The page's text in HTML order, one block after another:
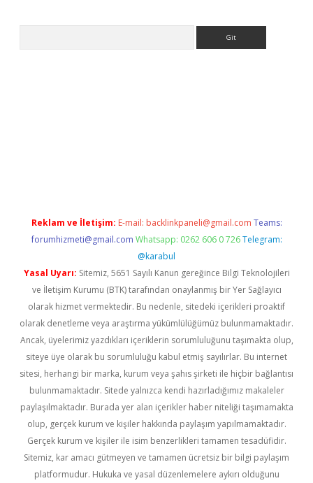
Reklam ve İletişim: E-mail: backlinkpaneli@gmail.com Teams:
forumhizmeti@gmail.com Whatsapp: 0262 606 0 726 Telegram:
@karabul
Yasal Uyarı: Sitemiz, 5651 Sayılı Kanun gereğince Bilgi Teknolojileri
ve İletişim Kurumu (BTK) tarafından onaylanmış bir Yer Sağlayıcı
olarak hizmet vermektedir. Bu nedenle, sitedeki içerikleri proaktif
olarak denetleme veya araştırma yükümlülüğümüz bulunmamaktadır.
Ancak, üyelerimiz yazdıkları içeriklerin sorumluluğunu taşımakta olup,
siteye üye olarak bu sorumluluğu kabul etmiş sayılırlar. Bu internet
sitesi, herhangi bir marka, kurum veya şahıs şirketi ile hiçbir bağlantısı
bulunmamaktadır. Sitede yalnızca kendi hazırladığımız makaleler
paylaşılmaktadır. Burada yer alan içerikler haber niteliği taşımamakta
olup, gerçek kurum ve kişiler hakkında paylaşım yapılmamaktadır.
Gerçek kurum ve kişiler ile isim benzerlikleri tamamen tesadüfidir.
Sitemiz, kar amacı gütmeyen ve tamamen ücretsiz bir bilgi paylaşım
platformudur. Hukuka ve yasal düzenlemelere aykırı olduğunu